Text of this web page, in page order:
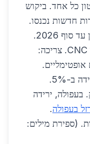
חדשים, דורשים 2000 טון כל אחד. ביקוש
בקיץ. תחרות: 5 חברות חדשות נכנסו.
תחזית מחירים: 4500 ש"ח לטון עד סוף 2026.
השקעות: 100 מיליון ש"ח בציוד CNC. צריכה:
אופטימליים.
גלובלי: סין 50% ייצור עולמי, ירידה ב-5%.
מקומי 20% משוק. בעפולה, ירידה
בעפולה.
(ספירת מילים: